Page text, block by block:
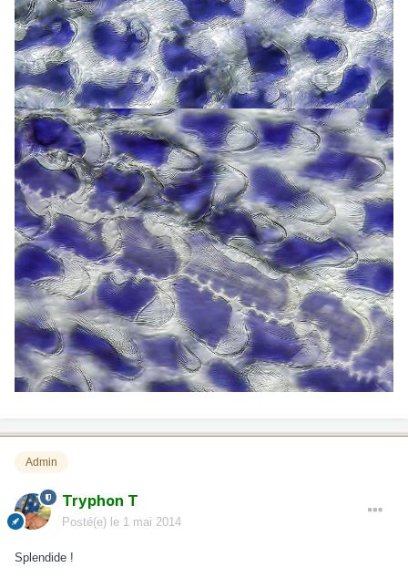
Admin
Tryphon T
Posté(e) le 1 mai 2014
Splendide !